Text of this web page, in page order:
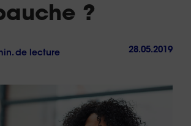
?
de lecture 28.05.2019